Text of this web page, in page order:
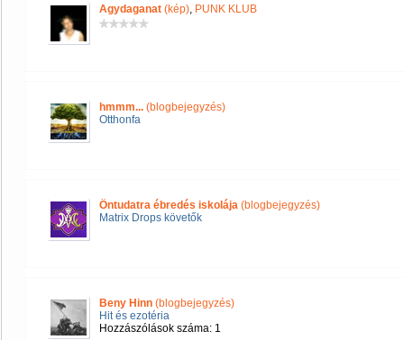
Agydaganat (kép), PUNK KLUB
hmmm... (blogbejegyzés)
Otthonfa
Öntudatra ébredés iskolája (blogbejegyzés)
Matrix Drops követők
Beny Hinn (blogbejegyzés)
Hit és ezotéria
Hozzászólások száma: 1